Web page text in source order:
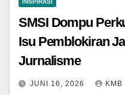
SMSI Dompu
Isu Pemblokiran
Jurnalisme
JUNI 16, 2026 KMB